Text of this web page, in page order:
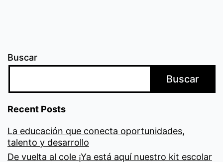
Buscar
Buscar
Recent Posts
La educación que conecta oportunidades,
talento y desarrollo
De vuelta al cole ¡Ya está aquí nuestro kit escolar